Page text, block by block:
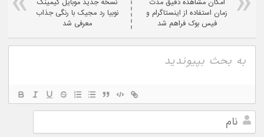
نسخه جدید موبایل گیمینگ
نوبیا رد مجیک با رنگی جذاب
معرفی شد
امکان مشاهده دقیق مدت
زمان استفاده از اینستاگرام و
فیس بوک فراهم شد